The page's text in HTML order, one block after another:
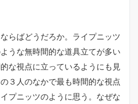
らばどうだろか。ライプニッツ
うな無時間的な道具立てが多い
な視点に立っているようにも見
３人のなかで最も時間的な視点
プニッツのように思う。なぜな